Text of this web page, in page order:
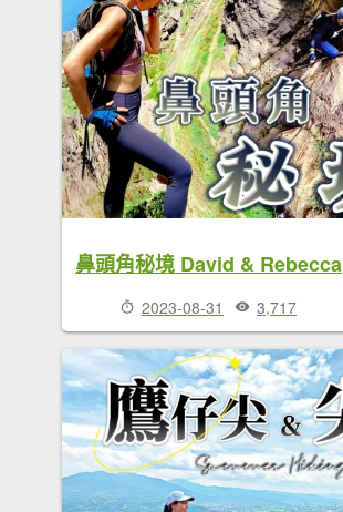
鼻頭角秘境 David & Rebecca
2023-08-31 3,717